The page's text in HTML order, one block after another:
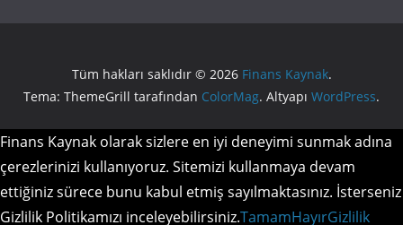
Tüm hakları saklıdır © 2026 Finans Kaynak.
Tema: ThemeGrill tarafından ColorMag. Altyapı WordPress.
Finans Kaynak olarak sizlere en iyi deneyimi sunmak adına
çerezlerinizi kullanıyoruz. Sitemizi kullanmaya devam
ettiğiniz sürece bunu kabul etmiş sayılmaktasınız. İsterseniz
Gizlilik Politikamızı inceleyebilirsiniz.TamamHayırGizlilik